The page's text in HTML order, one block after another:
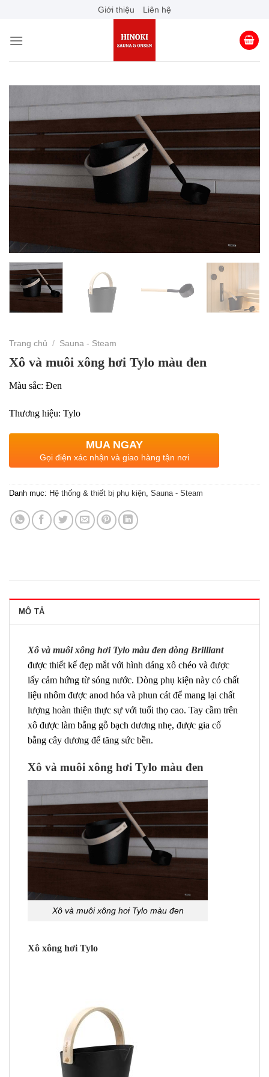
content
Giới thiệu Liên hệ
Trang chủ / Sauna - Steam
Xô và muôi xông hơi Tylo màu đen
Màu sắc: Đen
Thương hiệu: Tylo
MUA NGAY
Gọi điện xác nhận và giao hàng tận nơi
Danh mục: Hệ thống & thiết bị phụ kiện Sauna - Steam
MÔ TẢ
Xô và muôi xông hơi Tylo màu đen dòng Brilliant
được thiết kế đẹp mắt với hình dáng xô chéo và được
lấy cảm hứng từ sóng nước. Dòng phụ kiện này có chất
liệu nhôm được anod hóa và phun cát để mang lại chất
lượng hoàn thiện thực sự với tuổi thọ cao. Tay cầm trên
xô được làm bằng gỗ bạch dương nhẹ, được gia cố
bằng cây dương để tăng sức bền.
Xô và muôi xông hơi Tylo màu đen
Xô và muôi xông hơi Tylo màu đen
Xô xông hơi Tylo